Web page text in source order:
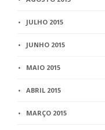
JULHO 2015
JUNHO 2015
MAIO 2015
ABRIL 2015
MARÇO 2015